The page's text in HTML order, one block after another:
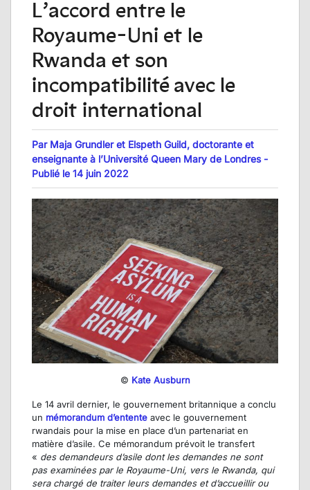
L’accord entre le
Royaume-Uni et le
Rwanda et son
incompatibilité avec le
droit international
Par Maja Grundler et Elspeth Guild, doctorante et
enseignante à l’Université Queen Mary de Londres -
Publié le 14 juin 2022
© Kate Ausburn
Le 14 avril dernier, le gouvernement britannique a conclu
un mémorandum d’entente avec le gouvernement
rwandais pour la mise en place d’un partenariat en
matière d’asile. Ce mémorandum prévoit le transfert
« des demandeurs d’asile dont les demandes ne sont
pas examinées par le Royaume-Uni, vers le Rwanda, qui
sera chargé de traiter leurs demandes et d’accueillir ou